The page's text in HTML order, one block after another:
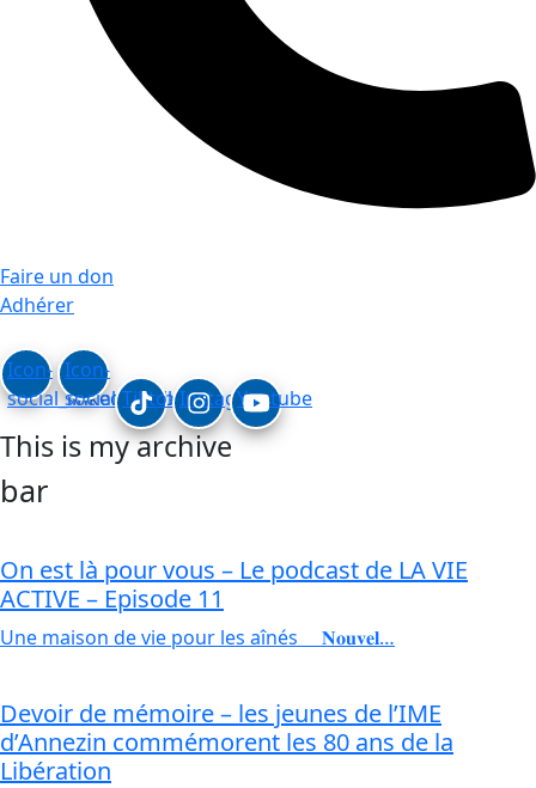
Faire un don
Adhérer
Icon-
social_linkedin
Icon-
social_facebook
TiktokInstagramYoutube
This is my archive
bar
On est là pour vous – Le podcast de LA VIE
ACTIVE – Episode 11
Une maison de vie pour les aînés 𝐍𝐨𝐮𝐯𝐞𝐥…
Devoir de mémoire – les jeunes de l’IME
d’Annezin commémorent les 80 ans de la
Libération